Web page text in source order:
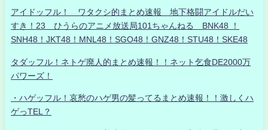
アイドッフル！ ワタクシ的まとめ速報 地下格闘アイドルだい
すき！23 ひうらのアニメ放送局101ちゃんねる BNK48 ！
SNH48！JKT48！MNL48！SGO48！GNZ48！STU48！SKE48
タダッフル！ネトゲ廃人的まとめ速報！！ネット乞食DE2000万
パワーズ！
・ハゲッフル！哀愁のハゲ男の髪ってるまとめ速報！！激しくハ
ゲっTEL？